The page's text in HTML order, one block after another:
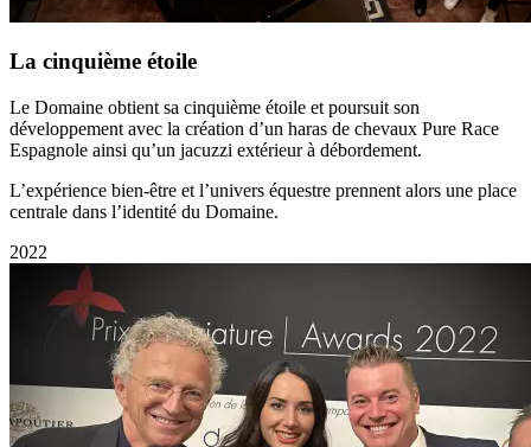
La cinquième étoile
Le Domaine obtient sa cinquième étoile et poursuit son
développement avec la création d’un haras de chevaux Pure Race
Espagnole ainsi qu’un jacuzzi extérieur à débordement.
L’expérience bien-être et l’univers équestre prennent alors une place
centrale dans l’identité du Domaine.
2022